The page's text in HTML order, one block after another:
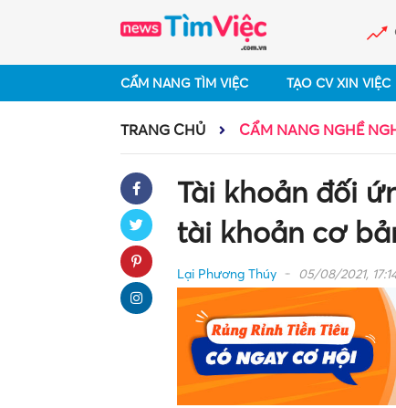
CẨM NANG TÌM VIỆC TẠO CV XIN VIỆC
TRANG CHỦ CẨM NANG NGHỀ
Tài khoản đối
tài khoản cơ
Lại Phương Thúy 05/08/2021,